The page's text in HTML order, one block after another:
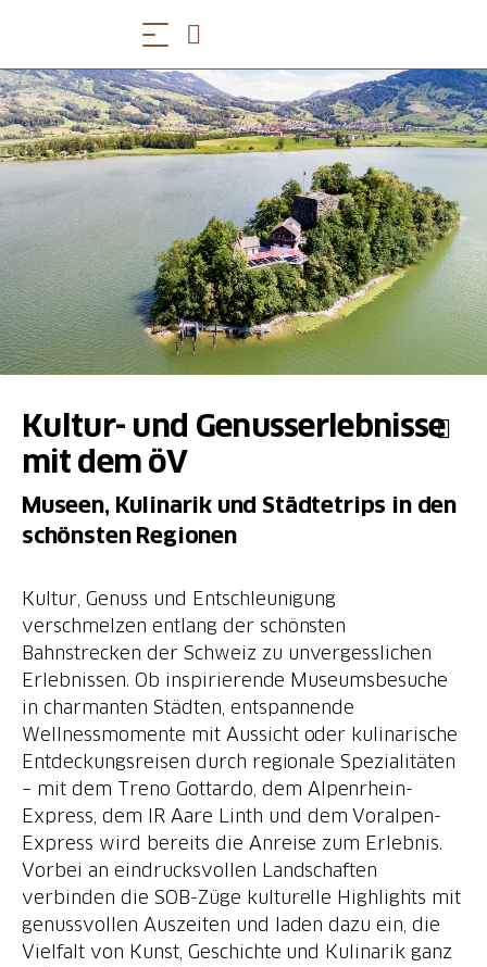
Kultur- und Genusserlebnisse
mit dem öV
Museen, Kulinarik und Städtetrips in den
schönsten Regionen
Kultur, Genuss und Entschleunigung
verschmelzen entlang der schönsten
Bahnstrecken der Schweiz zu unvergesslichen
Erlebnissen. Ob inspirierende Museumsbesuche
in charmanten Städten, entspannende
Wellnessmomente mit Aussicht oder kulinarische
Entdeckungsreisen durch regionale Spezialitäten
– mit dem Treno Gottardo, dem Alpenrhein-
Express, dem IR Aare Linth und dem Voralpen-
Express wird bereits die Anreise zum Erlebnis.
Vorbei an eindrucksvollen Landschaften
verbinden die SOB-Züge kulturelle Highlights mit
genussvollen Auszeiten und laden dazu ein, die
Vielfalt von Kunst, Geschichte und Kulinarik ganz